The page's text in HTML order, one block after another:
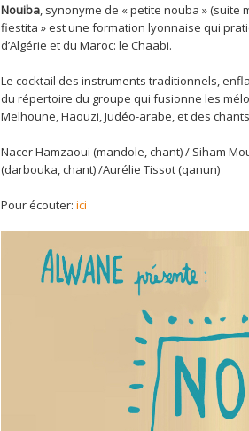
Nouiba, synonyme de « petite nouba »
fiestita » est une formation lyonnaise qui
d’Algérie et du Maroc: le Chaabi.
Le cocktail des instruments traditionnels,
du répertoire du groupe qui fusionne les
Melhoune, Haouzi, Judéo-arabe, et des
Nacer Hamzaoui (mandole, chant) / Siham
(darbouka, chant) /Aurélie Tissot (qanun)
Pour écouter: ici